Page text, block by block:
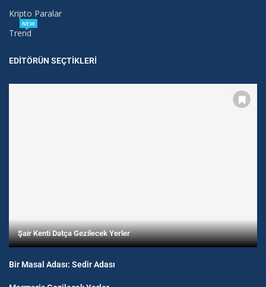
Kripto Paralar
Trend
NEW
EDITÖRÜN SEÇTIKLERI
Şair Kenti Datça Gezilecek Yerler
Bir Masal Adası: Sedir Adası